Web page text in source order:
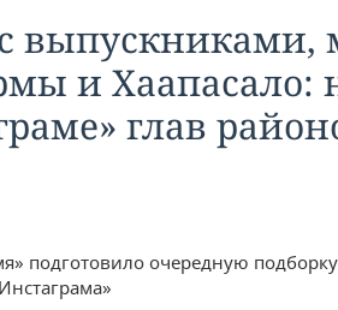
выпускниками,
и Хаапасало:
глав
подготовило очередную